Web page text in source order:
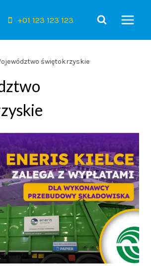
+01 123 123 123
świętokrzyskie